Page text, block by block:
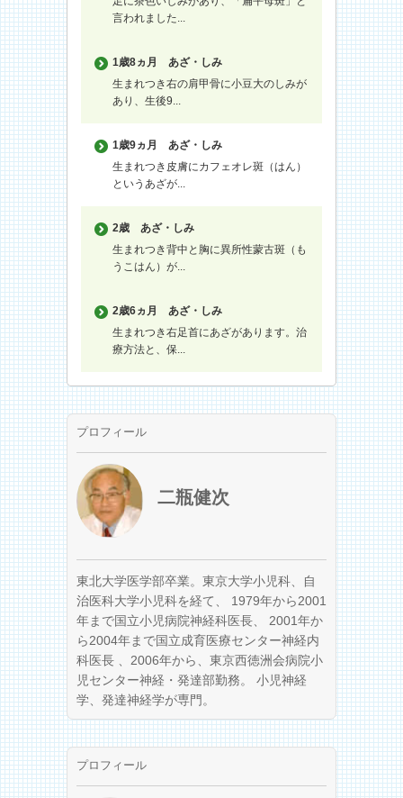
言われました...
1歳8ヵ月
あざ・しみ
生まれつき右の肩甲骨に小豆大のしみが
あり、生後9...
1歳9ヵ月
あざ・しみ
生まれつき皮膚にカフェオレ斑（はん）
というあざが...
2歳
あざ・しみ
生まれつき背中と胸に異所性蒙古斑（も
うこはん）が...
2歳6ヵ月
あざ・しみ
生まれつき右足首にあざがあります。治
療方法と、保...
プロフィール
二瓶健次
東北大学医学部卒業。東京大学小児科、自
治医科大学小児科を経て、 1979年から2001
年まで国立小児病院神経科医長、 2001年か
ら2004年まで国立成育医療センター神経内
科医長 、2006年から、東京西徳洲会病院小
児センター神経・発達部勤務。 小児神経
学、発達神経学が専門。
プロフィール